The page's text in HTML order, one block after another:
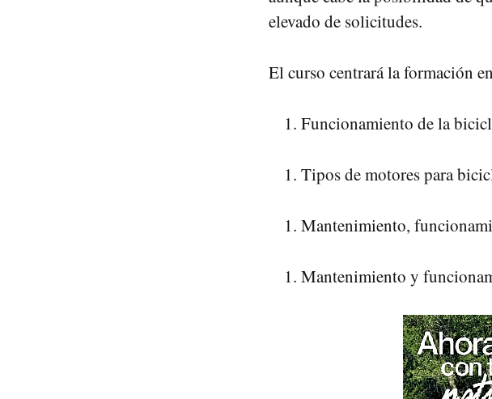
elevado de solicitudes.
El curso centrará la formación
Funcionamiento de la
Tipos de motores para
Mantenimiento,
Mantenimiento y